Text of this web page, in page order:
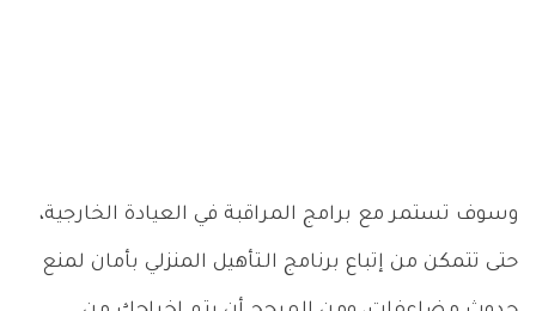
وسوف تستمر مع برامج المراقبة في العيادة الخارجية،
حتى تتمكن من إتباع برنامج الـتأهيل المنزلي بأمان لمنع